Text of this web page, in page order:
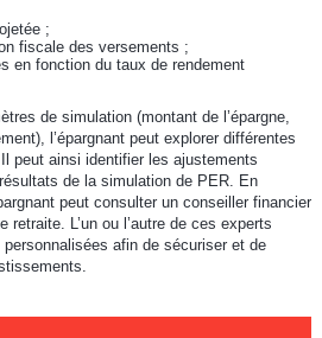
;
fiscale des versements ;
en fonction du taux de rendement
de simulation (montant de l’épargne,
l’épargnant peut explorer différentes
peut ainsi identifier les ajustements
de la simulation de PER. En
peut consulter un conseiller financier
retraite. L’un ou l’autre de ces experts
afin de sécuriser et de